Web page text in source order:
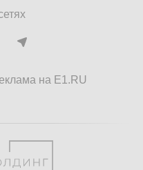
на E1.RU